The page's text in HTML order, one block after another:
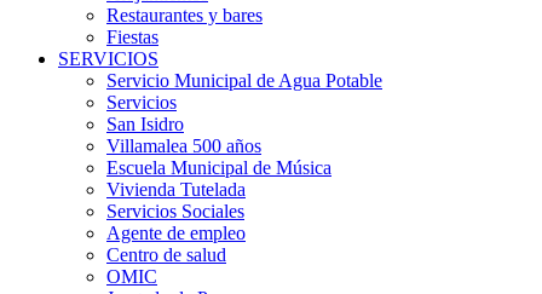
Restaurantes y bares
Fiestas
SERVICIOS
Servicio Municipal de Agua Potable
Servicios
San Isidro
Villamalea 500 años
Escuela Municipal de Música
Vivienda Tutelada
Servicios Sociales
Agente de empleo
Centro de salud
OMIC